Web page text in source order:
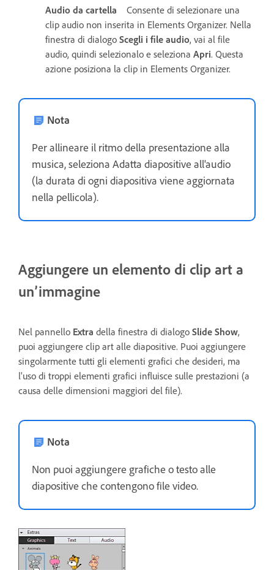
Audio da cartella
Consente di selezionare una
clip audio non inserita in Elements Organizer. Nella
finestra di dialogo Scegli i file audio, vai al file
audio, quindi selezionalo e seleziona Apri. Questa
azione posiziona la clip in Elements Organizer.
Nota
Per allineare il ritmo della presentazione alla
musica, seleziona Adatta diapositive all'audio
(la durata di ogni diapositiva viene aggiornata
nella pellicola).
Aggiungere un elemento di clip art a
un’immagine
Nel pannello Extra della finestra di dialogo Slide Show,
puoi aggiungere clip art alle diapositive. Puoi aggiungere
singolarmente tutti gli elementi grafici che desideri, ma
l'uso di troppi elementi grafici influisce sulle prestazioni (a
causa delle dimensioni maggiori del file).
Nota
Non puoi aggiungere grafiche o testo alle
diapositive che contengono file video.